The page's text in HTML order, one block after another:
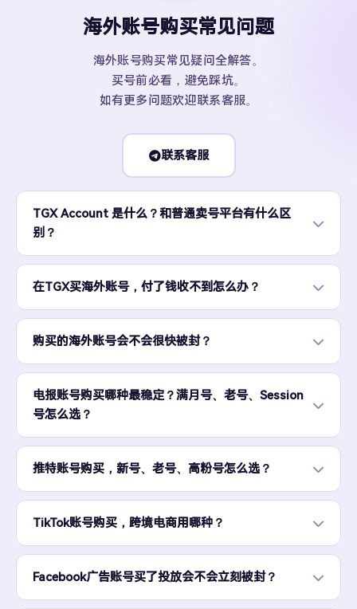
海外账号购买常见问题
海外账号购买常见疑问全解答。
买号前必看，避免踩坑。
如有更多问题欢迎联系客服。
联系客服
TGX Account 是什么？和普通卖号平台有什么区
别？
在TGX买海外账号，付了钱收不到怎么办？
购买的海外账号会不会很快被封？
电报账号购买哪种最稳定？满月号、老号、Session
号怎么选？
推特账号购买，新号、老号、高粉号怎么选？
TikTok账号购买，跨境电商用哪种？
Facebook广告账号买了投放会不会立刻被封？